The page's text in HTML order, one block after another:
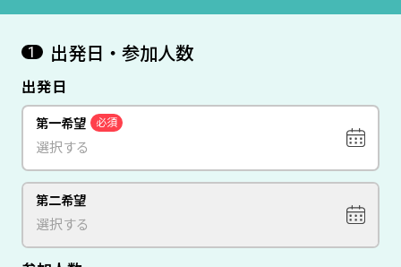
1 出発日・参加人数
出発日
第一希望 必須
第二希望